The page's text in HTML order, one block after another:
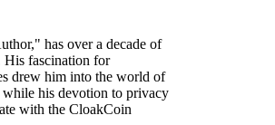
has over a decade of
His fascination for
drew him into the world of
his devotion to privacy
with the CloakCoin